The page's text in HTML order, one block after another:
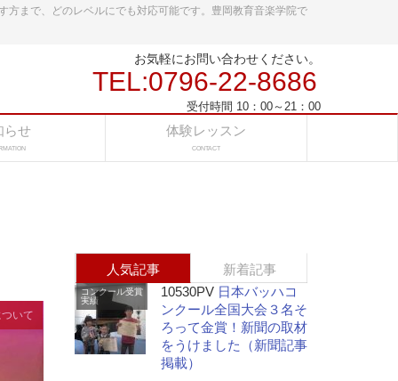
方まで、どのレベルにでも対応可能です。豊岡教育音楽学院で
お気軽にお問い合わせください。
TEL:0796-22-8686
受付時間 10：00～21：00
らせ 体験レッスン
CONTACT
いて
人気記事 新着記事
コンクール受賞
実績
10530PV 日本バッハコ
ンクール全国大会３名そ
ろって金賞！新聞の取材
をうけました（新聞記事
掲載）